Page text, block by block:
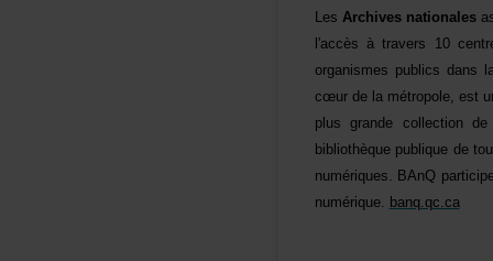
Les Archivesnationales
numériques.
numérique. banq.qc.ca